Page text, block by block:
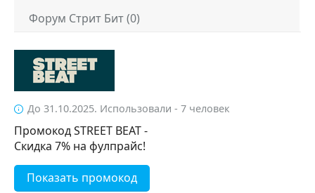
Форум Стрит Бит (0)
До 31.10.2025. Использовали - 7 человек
Промокод STREET BEAT -
Скидка 7% на фулпрайс!
Показать промокод